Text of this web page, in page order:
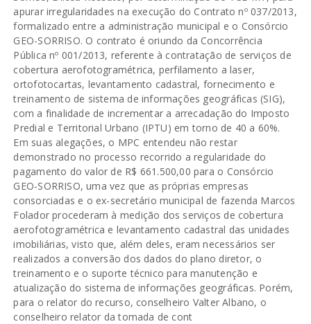
apurar irregularidades na execução do Contrato nº 037/2013,
formalizado entre a administração municipal e o Consórcio
GEO-SORRISO. O contrato é oriundo da Concorrência
Pública nº 001/2013, referente à contratação de serviços de
cobertura aerofotogramétrica, perfilamento a laser,
ortofotocartas, levantamento cadastral, fornecimento e
treinamento de sistema de informações geográficas (SIG),
com a finalidade de incrementar a arrecadação do Imposto
Predial e Territorial Urbano (IPTU) em torno de 40 a 60%.
Em suas alegações, o MPC entendeu não restar
demonstrado no processo recorrido a regularidade do
pagamento do valor de R$ 661.500,00 para o Consórcio
GEO-SORRISO, uma vez que as próprias empresas
consorciadas e o ex-secretário municipal de fazenda Marcos
Folador procederam à medição dos serviços de cobertura
aerofotogramétrica e levantamento cadastral das unidades
imobiliárias, visto que, além deles, eram necessários ser
realizados a conversão dos dados do plano diretor, o
treinamento e o suporte técnico para manutenção e
atualização do sistema de informações geográficas. Porém,
para o relator do recurso, conselheiro Valter Albano, o
conselheiro relator da tomada de cont